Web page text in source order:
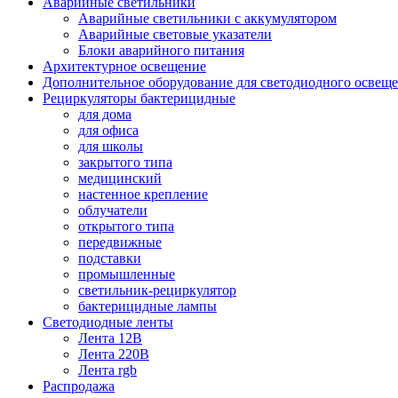
Аварийные светильники с аккумулятором
Аварийные световые указатели
Блоки аварийного питания
Архитектурное освещение
Дополнительное оборудование для светодиодного
Рециркуляторы бактерицидные
для дома
для офиса
для школы
закрытого типа
медицинский
настенное крепление
облучатели
открытого типа
передвижные
подставки
промышленные
светильник-рециркулятор
бактерицидные лампы
Светодиодные ленты
Лента 12В
Лента 220В
Лента rgb
Распродажа